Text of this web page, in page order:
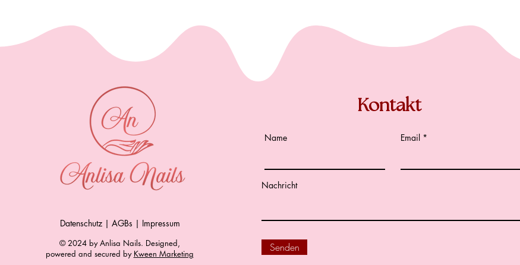
Datenschutz | AGBs | Impressum
© 2024 by Anlisa Nails. Designed,
powered and secured by Kween Marketing
Kontakt
Name Email
Nachricht
Senden